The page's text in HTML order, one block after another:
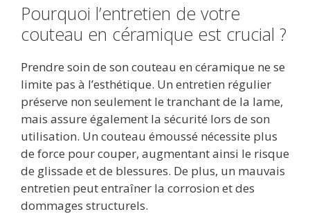
Pourquoi l’entretien de votre
couteau en céramique est crucial ?
Prendre soin de son couteau en céramique ne se
limite pas à l’esthétique. Un entretien régulier
préserve non seulement le tranchant de la lame,
mais assure également la sécurité lors de son
utilisation. Un couteau émoussé nécessite plus
de force pour couper, augmentant ainsi le risque
de glissade et de blessures. De plus, un mauvais
entretien peut entraîner la corrosion et des
dommages structurels.